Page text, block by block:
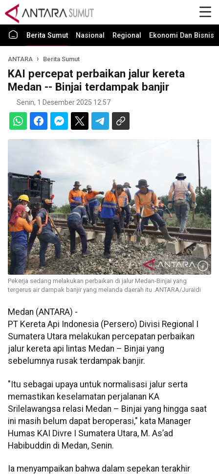
Berita Sumut Nasional Regional Ekonomi Dan Bisnis
ANTARA Berita Sumut
KAI percepat perbaikan jalur kereta
Medan -- Binjai terdampak banjir
Senin, 1 Desember 2025 12:57
Pekerja sedang melakukan perbaikan di jalur Medan-Binjai yang
tergerus air dampak banjir yang melanda daerah itu .ANTARA/Juraidi
Medan (ANTARA) -
PT Kereta Api Indonesia (Persero) Divisi Regional I
Sumatera Utara melakukan percepatan perbaikan
jalur kereta api lintas Medan – Binjai yang
sebelumnya rusak terdampak banjir.
"Itu sebagai upaya untuk normalisasi jalur serta
memastikan keselamatan perjalanan KA
Srilelawangsa relasi Medan – Binjai yang hingga saat
ini masih belum dapat beroperasi," kata Manager
Humas KAI Divre I Sumatera Utara, M. As’ad
Habibuddin di Medan, Senin.
Ia menyampaikan bahwa dalam sepekan terakhir